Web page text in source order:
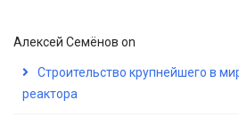
Алексей Семёнов on
Строительство крупнейшего в
реактора